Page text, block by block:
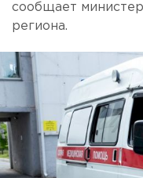
сообщает
региона.